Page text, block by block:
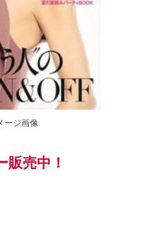
ージ画像
販売中！